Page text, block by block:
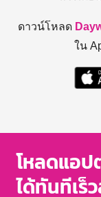
ดาวน์โหลด
ใน
โหลดแอป
ได้ทันทีเร็